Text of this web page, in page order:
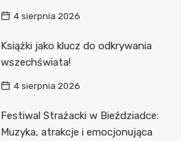
4 sierpnia 2026
Książki jako klucz do odkrywania
wszechświata!
4 sierpnia 2026
Festiwal Strażacki w Bieździadce:
Muzyka, atrakcje i emocjonująca